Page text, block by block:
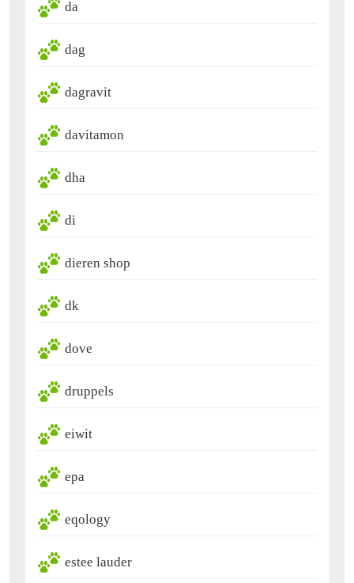
da
dag
dagravit
davitamon
dha
di
dieren shop
dk
dove
druppels
eiwit
epa
eqology
estee lauder